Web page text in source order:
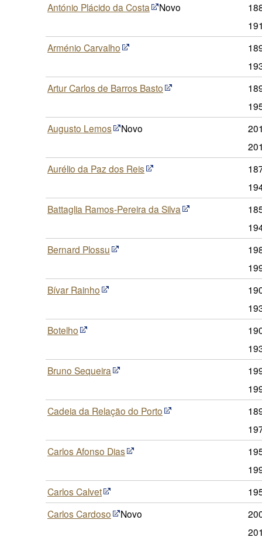
António Plácido da Costa
Novo
Arménio Carvalho
Artur Carlos de Barros Basto
Augusto Lemos
Novo
Aurélio da Paz dos Reis
Battaglia Ramos-Pereira da Silva
Bernard Plossu
Bívar Rainho
Botelho
Bruno Sequeira
Cadeia da Relação do Porto
Carlos Afonso Dias
Carlos Calvet
Carlos Cardoso
Novo